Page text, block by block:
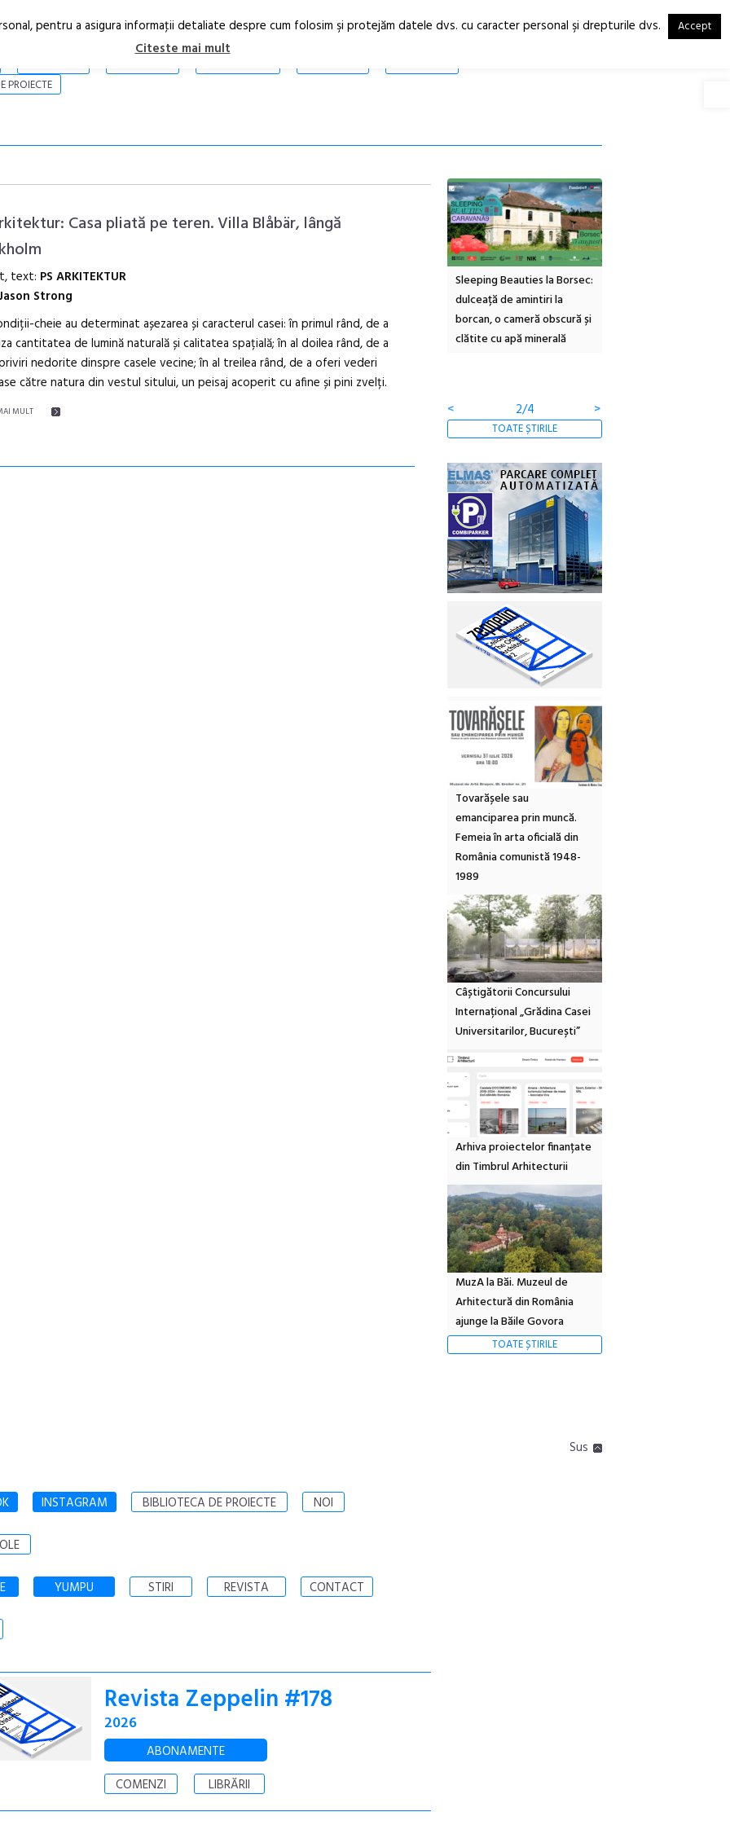
RO
EN
PROIECTE
Casa pliată pe teren. Villa Blåbär, lângă
text: PS ARKITEKTUR
Strong
cheie au determinat așezarea și caracterul casei: în primul rând, de a
cantitatea de lumină naturală și calitatea spațială; în al doilea rând, de a
nedorite dinspre casele vecine; în al treilea rând, de a oferi vederi
către natura din vestul sitului, un peisaj acoperit cu afine și pini zvelți.
MULT
ediție
Sleeping Beauties la Borsec:
dulceață de amintiri la
borcan, o cameră obscură și
clătite cu apă minerală
< 2/4 >
TOATE ȘTIRILE
Tovarășele sau
emanciparea prin muncă.
Femeia în arta oficială din
România comunistă 1948-
1989
Câștigătorii Concursului
Internațional „Grădina Casei
Universitarilor, București”
Arhiva proiectelor finanțate
din Timbrul Arhitecturii
MuzA la Băi. Muzeul de
Arhitectură din România
ajunge la Băile Govora
TOATE ȘTIRILE
Sus
INSTAGRAM BIBLIOTECA DE PROIECTE NOI
YUMPU STIRI REVISTA CONTACT
Revista Zeppelin #178
2026
ABONAMENTE
COMENZI
LIBRĂRII
pentru a asigura informaţii detaliate despre cum folosim şi protejăm datele dvs. cu caracter personal şi drepturile dvs. Accept
Citeste mai mult